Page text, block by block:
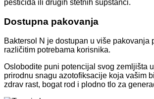
pesticida ili drugih štetnih supstanci.
Dostupna pakovanja
Baktersol N je dostupan u više pakovanja
različitim potrebama korisnika.
Oslobodite puni potencijal svog zemljišta
prirodnu snagu azotofiksacije koja vašim
zdrav rast, bogat rod i plodno tlo za